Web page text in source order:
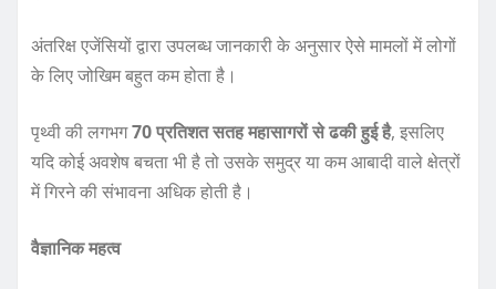
अंतरिक्ष एजेंसियों द्वारा उपलब्ध जानकारी के अनुसार ऐसे मामलों में लोगों
के लिए जोखिम बहुत कम होता है।
पृथ्वी की लगभग70 प्रतिशत सतह महासागरों से ढकी हुई है, इसलिए
यदि कोई अवशेष बचता भी है तो उसके समुद्र या कम आबादी वाले क्षेत्रों
में गिरने की संभावना अधिक होती है।
वैज्ञानिक महत्व